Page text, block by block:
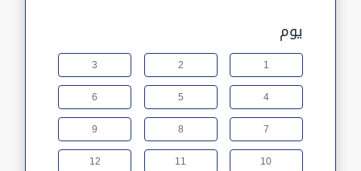
يوم
1
2
3
4
5
6
7
8
9
10
11
12